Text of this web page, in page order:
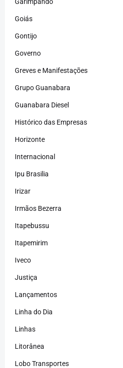
Goiás
Gontijo
Governo
Greves e Manifestações
Grupo Guanabara
Guanabara Diesel
Histórico das Empresas
Horizonte
Internacional
Ipu Brasilia
Irizar
Irmãos Bezerra
Itapebussu
Itapemirim
Iveco
Justiça
Lançamentos
Linha do Dia
Linhas
Litorânea
Lobo Transportes